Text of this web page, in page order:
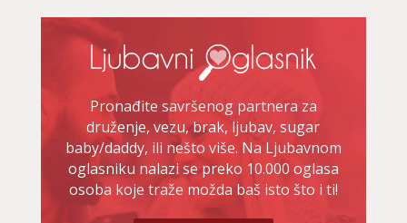
Pronađite savršenog partnera za
druženje, vezu, brak, ljubav, sugar
baby/daddy, ili nešto više. Na Ljubavnom
oglasniku nalazi se preko 10.000 oglasa
osoba koje traže možda baš isto što i ti!